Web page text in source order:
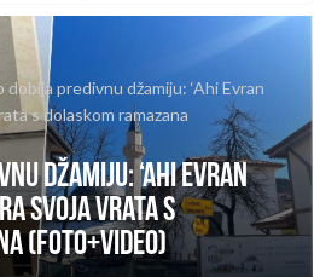
dobija predivnu džamiju: ‘Ahi Evran
s dolaskom ramazana
džamiju: ‘Ahi Evran
svoja vrata s